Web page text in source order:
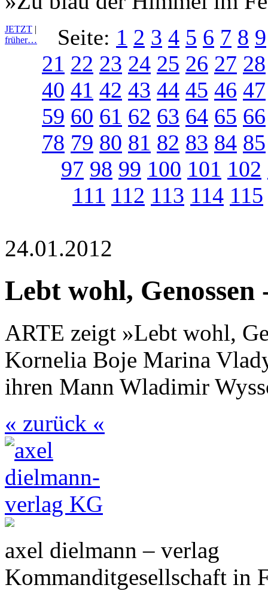
JETZT |
früher…
Seite: 1 2 3 4 5 6 7 8 9
21 22 23 24 25 26 27 28
40 41 42 43 44 45 46 47
59 60 61 62 63 64 65 66
78 79 80 81 82 83 84 85
97 98 99 100 101 102
111 112 113 114 115
24.01.2012
Lebt wohl,
ARTE zeigt »Lebt wohl,
Kornelia Boje Marina
ihren Mann Wladimir
« zurück «
axel dielmann – verlag
Kommanditgesellschaft in